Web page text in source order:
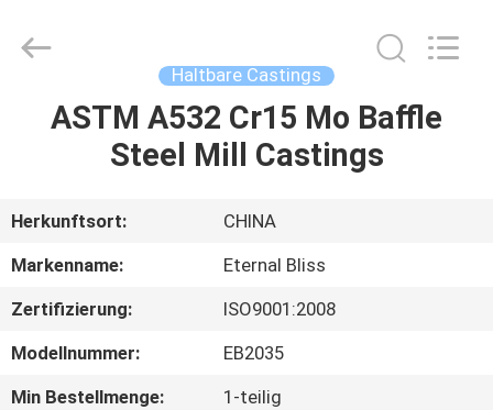
HAUS
VIDEOS
ÜBER
UNS
Forging
Co.,LTD..
Haltbare Castings
ASTM A532 Cr15 Mo Baffle
Steel Mill Castings
Herkunftsort:
CHINA
Markenname:
Eternal Bliss
Zertifizierung:
ISO9001:2008
Modellnummer:
EB2035
Min Bestellmenge:
1-teilig